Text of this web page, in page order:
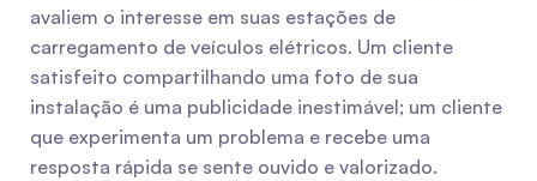
avaliem o interesse em suas estações de
carregamento de veículos elétricos. Um cliente
satisfeito compartilhando uma foto de sua
instalação é uma publicidade inestimável; um cliente
que experimenta um problema e recebe uma
resposta rápida se sente ouvido e valorizado.